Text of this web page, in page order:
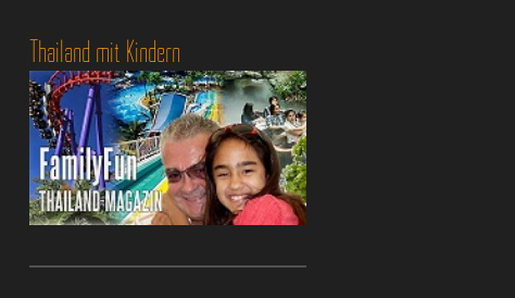
Thailand mit Kindern